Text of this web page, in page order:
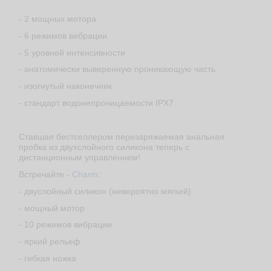
- 2 мощных мотора
- 6 режимов вибрации
- 5 уровней интенсивности
- анатомически выверенную проникающую часть
- изогнутый наконечник
- стандарт водонепроницаемости IPX7
Ставшая бестселлером перезаряжаемая анальная
пробка из двухслойного силикона теперь с
дистанционным управлением!
Встречайте - Charm
- двуслойный силикон (невероятно мягкий)
- мощный мотор
- 10 режимов вибрации
- яркий рельеф
- гибкая ножка